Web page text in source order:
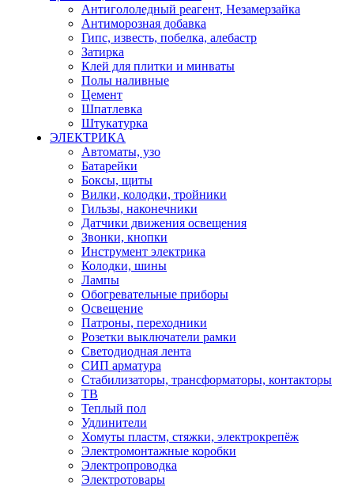
Антигололедный реагент, Незамерзайка
Антиморозная добавка
Гипс, известь, побелка, алебастр
Затирка
Клей для плитки и минваты
Полы наливные
Цемент
Шпатлевка
Штукатурка
ЭЛЕКТРИКА
Автоматы, узо
Батарейки
Боксы, щиты
Вилки, колодки, тройники
Гильзы, наконечники
Датчики движения освещения
Звонки, кнопки
Инструмент электрика
Колодки, шины
Лампы
Обогревательные приборы
Освещение
Патроны, переходники
Розетки выключатели рамки
Светодиодная лента
СИП арматура
Стабилизаторы, трансформаторы, контакторы
ТВ
Теплый пол
Удлинители
Хомуты пластм, стяжки, электрокрепёж
Электромонтажные коробки
Электропроводка
Электротовары